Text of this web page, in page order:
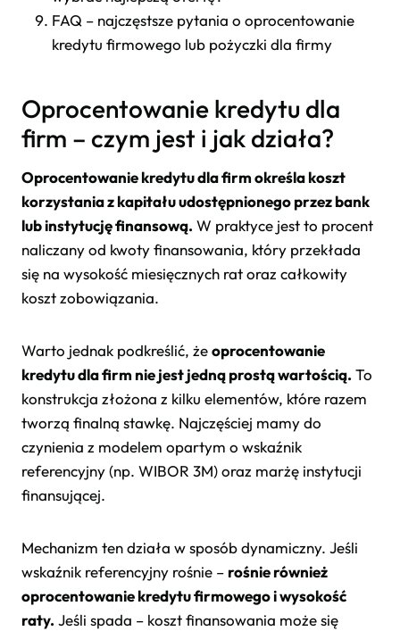
FAQ – najczęstsze pytania o oprocentowanie
kredytu firmowego lub pożyczki dla firmy
Oprocentowanie kredytu dla
firm – czym jest i jak działa?
Oprocentowanie kredytu dla firm określa koszt
korzystania z kapitału udostępnionego przez bank
lub instytucję finansową. W praktyce jest to procent
naliczany od kwoty finansowania, który przekłada
się na wysokość miesięcznych rat oraz całkowity
koszt zobowiązania.
Warto jednak podkreślić, żeoprocentowanie
kredytu dla firm nie jest jedną prostą wartością. To
konstrukcja złożona z kilku elementów, które razem
tworzą finalną stawkę. Najczęściej mamy do
czynienia z modelem opartym o wskaźnik
referencyjny (np. WIBOR 3M) oraz marżę instytucji
finansującej.
Mechanizm ten działa w sposób dynamiczny. Jeśli
wskaźnik referencyjny rośnie – rośnie również
oprocentowanie kredytu firmowego i wysokość
raty. Jeśli spada – koszt finansowania może się